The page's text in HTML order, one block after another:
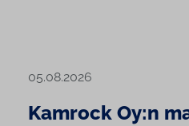
05.08.2026
Kamrock Oy:n